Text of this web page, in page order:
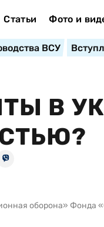
Статьи Фото и
ВСУ
В
оборона» Фонда